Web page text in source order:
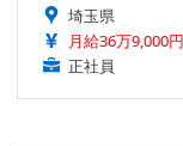
埼玉県
月給36万9,000
正社員